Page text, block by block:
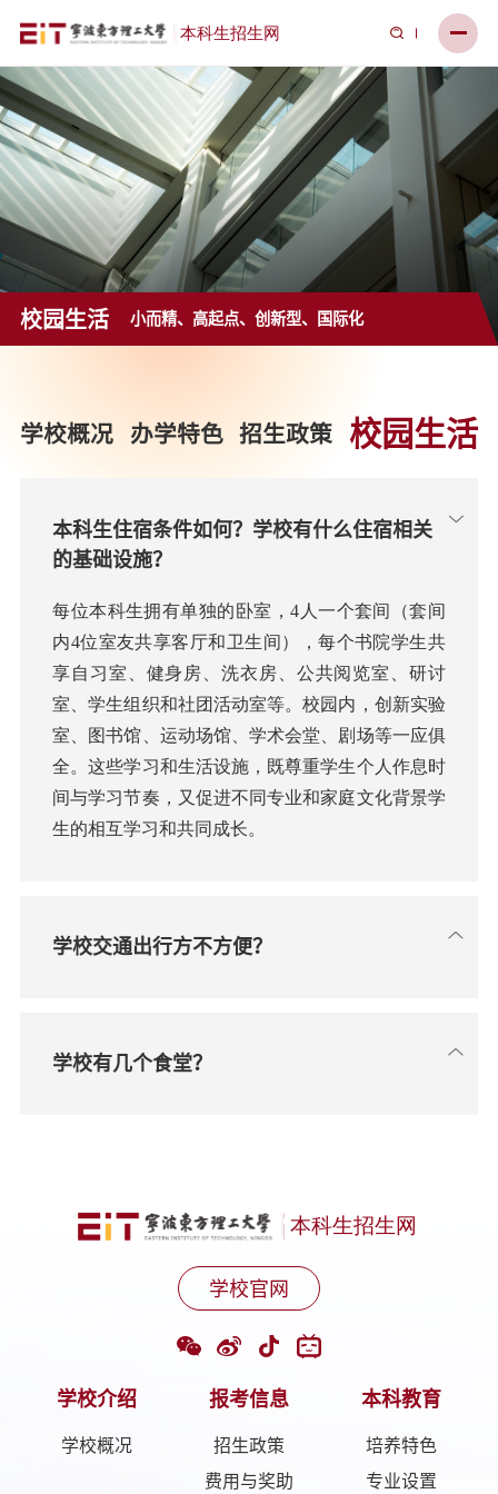
校园生活 小而精、高起点、创新型、国际化
学校概况 办学特色 招生政策 校园生活
本科生住宿条件如何？学校有什么住宿相关
的基础设施？
每位本科生拥有单独的卧室，4人一个套间（套间
内4位室友共享客厅和卫生间），每个书院学生共
享自习室、健身房、洗衣房、公共阅览室、研讨
室、学生组织和社团活动室等。校园内，创新实验
室、图书馆、运动场馆、学术会堂、剧场等一应俱
全。这些学习和生活设施，既尊重学生个人作息时
间与学习节奏，又促进不同专业和家庭文化背景学
生的相互学习和共同成长。
学校交通出行方不方便？
学校有几个食堂？
学校官网
学校介绍
学校概况
报考信息
招生政策
费用与奖助
本科教育
培养特色
专业设置